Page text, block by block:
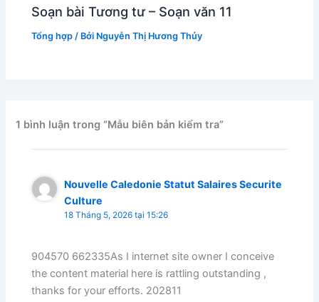
Soạn bài Tương tư – Soạn văn 11
Tổng hợp / Bởi Nguyễn Thị Hương Thủy
1 bình luận trong “Mẫu biên bản kiểm tra”
Nouvelle Caledonie Statut Salaires Securite
Culture
18 Tháng 5, 2026 tại 15:26
904570 662335As I internet site owner I conceive
the content material here is rattling outstanding ,
thanks for your efforts. 202811